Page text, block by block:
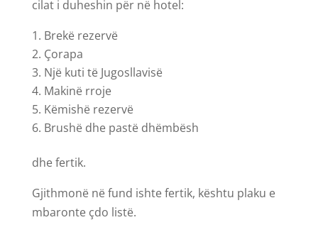
cilat i duheshin për në hotel:
Brekë rezervë
Çorapa
Një kuti të Jugosllavisë
Makinë rroje
Këmishë rezervë
Brushë dhe pastë dhëmbësh
dhe fertik.
Gjithmonë në fund ishte fertik, kështu plaku e
mbaronte çdo listë.